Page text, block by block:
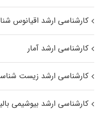
کارشناسی ارشد اقیانوس‌
کارشناسی ارشد آمار
کارشناسی ارشد زیست
کارشناسی ارشد بیوشیمی